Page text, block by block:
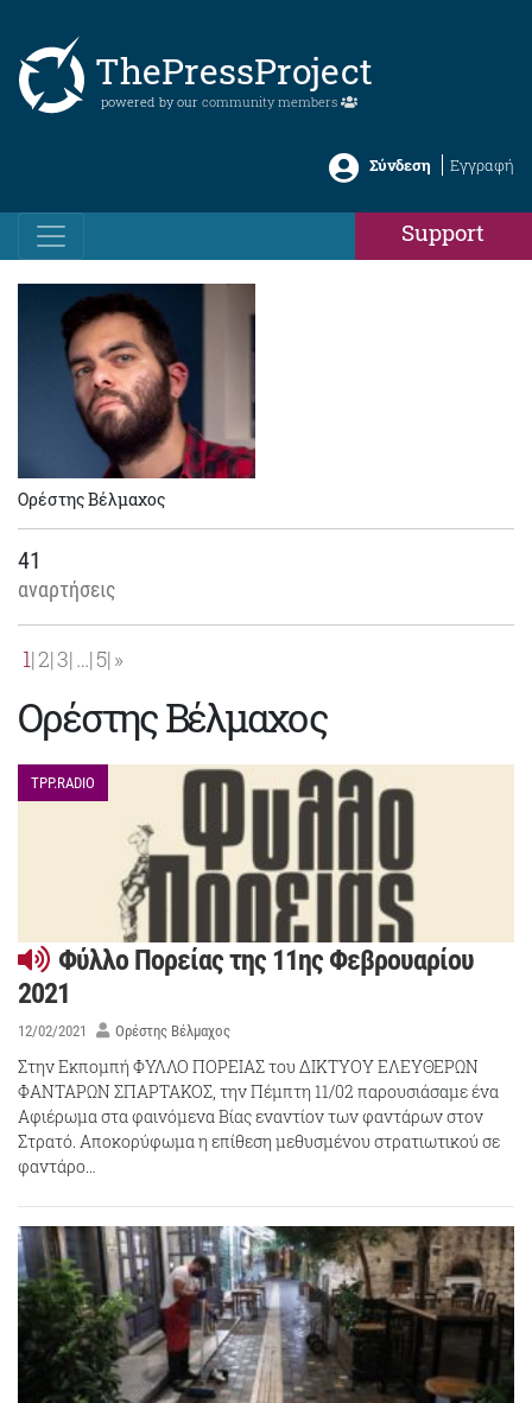
ThePressProject
powered by our community members
Σύνδεση Εγγραφή
Support
Ορέστης Βέλμαχος
41
αναρτήσεις
1 2 3 … 5 »
Ορέστης Βέλμαχος
TPP.RADIO
Φύλλο Πορείας της 11ης Φεβρουαρίου
2021
12/02/2021 Ορέστης Βέλμαχος
Στην Εκπομπή ΦΥΛΛΟ ΠΟΡΕΙΑΣ του ΔΙΚΤΥΟΥ ΕΛΕΥΘΕΡΩΝ
ΦΑΝΤΑΡΩΝ ΣΠΑΡΤΑΚΟΣ, την Πέμπτη 11/02 παρουσιάσαμε ένα
Αφιέρωμα στα φαινόμενα Βίας εναντίον των φαντάρων στον
Στρατό. Αποκορύφωμα η επίθεση μεθυσμένου στρατιωτικού σε
φαντάρο…